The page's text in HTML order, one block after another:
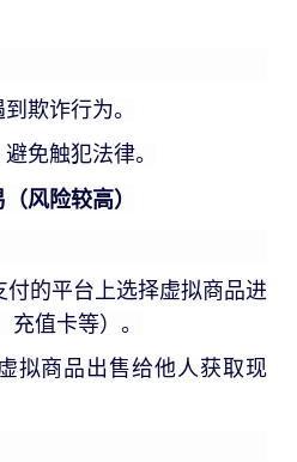
欺诈行为。
免触犯法律。
风险较高）
付的平台上选择虚拟商品进
值卡等）。
拟商品出售给他人获取现